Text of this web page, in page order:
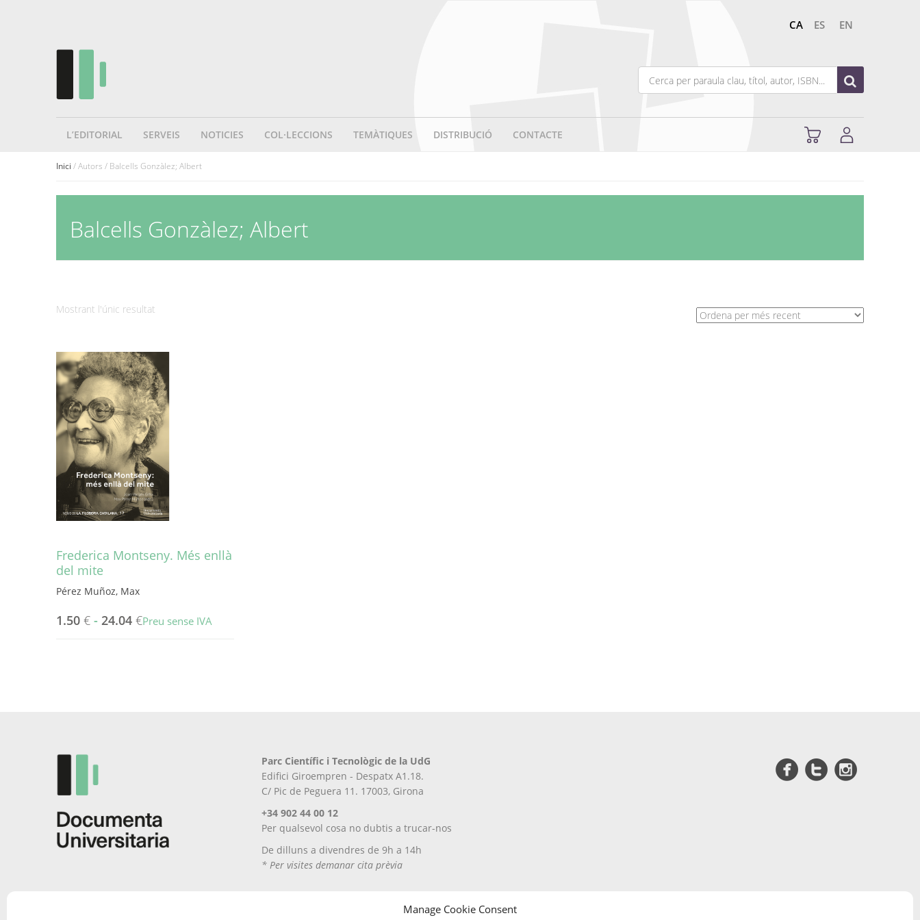
Manage Cookie Consent
CA ES EN
L’EDITORIAL SERVEIS NOTICIES COL·LECCIONS TEMÀTIQUES DISTRIBUCIÓ CONTACTE
Inici / Autors / Balcells Gonzàlez; Albert
Balcells Gonzàlez; Albert
Mostrant l'únic resultat
Frederica Montseny. Més enllà
del mite
Pérez Muñoz, Max
1.50 € - 24.04 €Preu sense IVA
pàgina
del
producte
Parc Científic i Tecnològic de la UdG
Edifici Giroempren - Despatx A1.18.
C/ Pic de Peguera 11. 17003, Girona
+34 902 44 00 12
Per qualsevol cosa no dubtis a trucar-nos
De dilluns a divendres de 9h a 14h
* Per visites demanar cita prèvia